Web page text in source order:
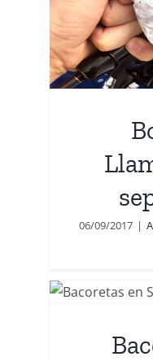
06/09/2017 |